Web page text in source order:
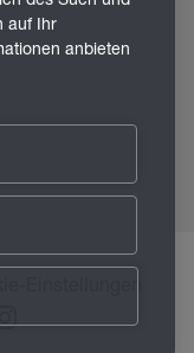
Einstellungen
auf Ihr
anbieten